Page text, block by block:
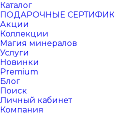
Каталог
ПОДАРОЧНЫЕ
Акции
Коллекции
Магия минералов
Услуги
Новинки
Premium
Блог
Поиск
Личный кабинет
Компания